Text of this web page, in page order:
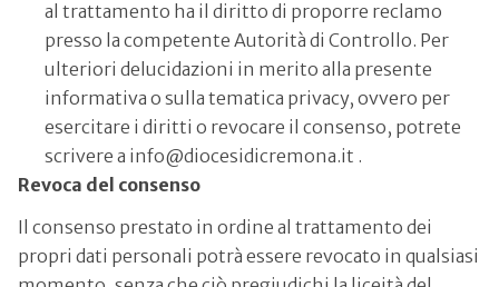
al trattamento ha il diritto di proporre reclamo
presso la competente Autorità di Controllo. Per
ulteriori delucidazioni in merito alla presente
informativa o sulla tematica privacy, ovvero per
esercitare i diritti o revocare il consenso, potrete
scrivere a info@diocesidicremona.it .
Revoca del consenso
Il consenso prestato in ordine al trattamento dei
propri dati personali potrà essere revocato in qualsiasi